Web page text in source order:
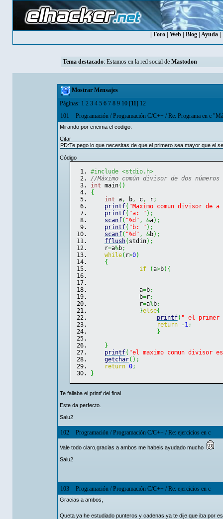
Foro| Web| Blog| Ayuda|
Tema destacado: Estamos en la red social de Mastodon
Mostrar Mensajes
Páginas: 1 2 3 4 5 6 7 8 9 10[11] 12
101
Programación/Programación C/C++ /Re: Programa en c
Mirando por encima el codigo:
Citar
PD:Te pego lo que necesitas de que el primero sea mayor que el
Código
#include <stdio.h>
//Máximo común divisor de dos
int main( )
{
int a, b, c, r;
printf( "Maximo comun divisor de a
printf( "a: " ) ;
scanf( "%d" , &a) ;
printf( "b: " ) ;
scanf( "%d" , &b) ;
fflush( stdin) ;
r=a%b;
while( r>0)
{
if
(a>b) {
a=b;
b=r;
r=a%b;
}else{
printf( " el primer
return
-1;
}
}
printf( "el maximo comun divisor
getchar( ) ;
return 0;
}
Te fallaba el printf del final.
Este da perfecto.
Salu2
102 Programación/Programación C/C++ /Re: ejercicios en c
Vale todo claro,gracias a ambos me habeis ayudado mucho
Salu2
103 Programación/Programación C/C++ /Re: ejercicios en c
Gracias a ambos,
Queta ya he estudiado punteros y cadenas,ya te dije que iba por